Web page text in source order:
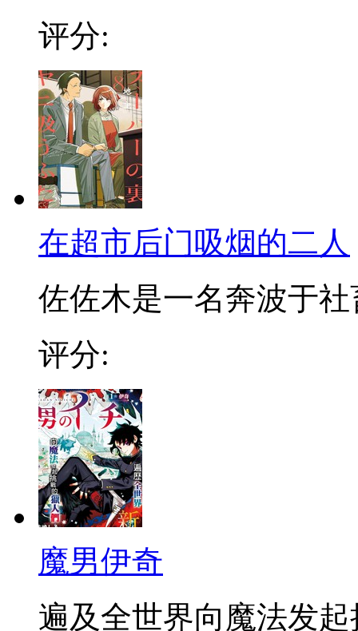
评分:
在超市后门吸烟的二人
佐佐木是一名奔波于社
评分:
魔男伊奇
遍及全世界向魔法发起